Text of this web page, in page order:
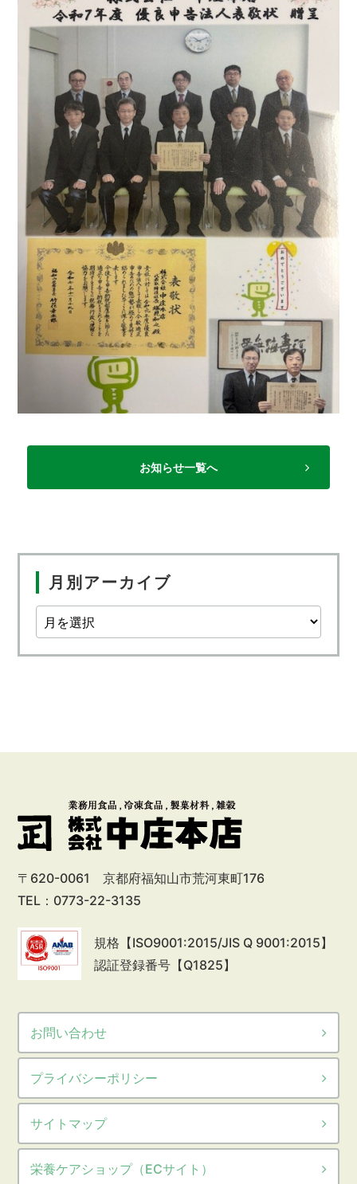
お知らせ一覧へ
月別アーカイブ
〒620-0061 京都府福知山市荒河東町176
TEL：0773-22-3135
規格【ISO9001:2015/JIS Q 9001:2015】
認証登録番号【Q1825】
お問い合わせ
プライバシーポリシー
サイトマップ
栄養ケアショップ（ECサイト）